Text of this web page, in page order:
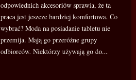
odpowiednich akcesoriów sprawia, że ta
praca jest jeszcze bardziej komfortowa. Co
wybrać? Moda na posiadanie tabletu nie
przemija. Mają go przeróżne grupy
odbiorców. Niektórzy używają go do...